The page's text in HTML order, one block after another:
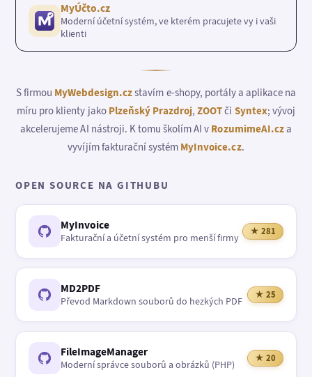
MyÚčto.cz
Moderní účetní systém, ve kterém pracujete vy i vaši
klienti
S firmou MyWebdesign.czstavím e-shopy, portály a aplikace na
míru pro klienty jako Plzeňský Prazdroj,ZOOTči Syntex; vývoj
akcelerujeme AI nástroji. K tomu školím AI v RozumimeAI.cza
vyvíjím fakturační systém MyInvoice.cz.
OPEN SOURCE NA GITHUBU
MyInvoice
Fakturační a účetní systém pro menší firmy
★ 281
MD2PDF
Převod Markdown souborů do hezkých PDF
★ 25
FileImageManager
Moderní správce souborů a obrázků (PHP)
★ 20